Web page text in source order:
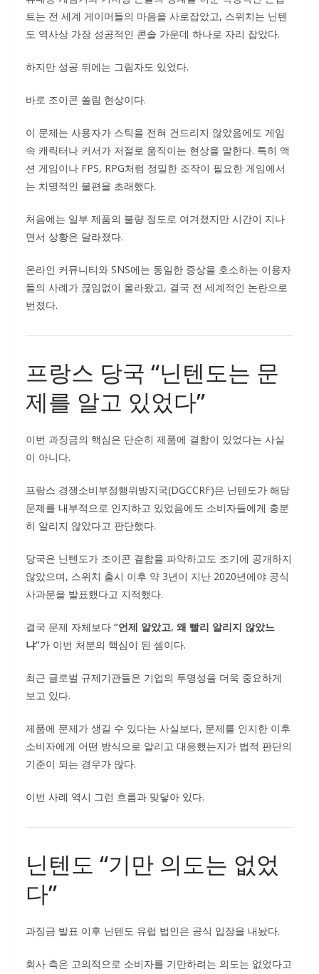
트는 전 세계 게이머들의 마음을 사로잡았고, 스위치는 닌텐
도 역사상 가장 성공적인 콘솔 가운데 하나로 자리 잡았다.
하지만 성공 뒤에는 그림자도 있었다.
바로 조이콘 쏠림 현상이다.
이 문제는 사용자가 스틱을 전혀 건드리지 않았음에도 게임
속 캐릭터나 커서가 저절로 움직이는 현상을 말한다. 특히 액
션 게임이나 FPS, RPG처럼 정밀한 조작이 필요한 게임에서
는 치명적인 불편을 초래했다.
처음에는 일부 제품의 불량 정도로 여겨졌지만 시간이 지나
면서 상황은 달라졌다.
온라인 커뮤니티와 SNS에는 동일한 증상을 호소하는 이용자
들의 사례가 끊임없이 올라왔고, 결국 전 세계적인 논란으로
번졌다.
프랑스 당국 “닌텐도는 문
제를 알고 있었다”
이번 과징금의 핵심은 단순히 제품에 결함이 있었다는 사실
이 아니다.
프랑스 경쟁소비부정행위방지국(DGCCRF)은 닌텐도가 해당
문제를 내부적으로 인지하고 있었음에도 소비자들에게 충분
히 알리지 않았다고 판단했다.
당국은 닌텐도가 조이콘 결함을 파악하고도 조기에 공개하지
않았으며, 스위치 출시 이후 약 3년이 지난 2020년에야 공식
사과문을 발표했다고 지적했다.
결국 문제 자체보다 “언제 알았고, 왜 빨리 알리지 않았느
냐”가 이번 처분의 핵심이 된 셈이다.
최근 글로벌 규제기관들은 기업의 투명성을 더욱 중요하게
보고 있다.
제품에 문제가 생길 수 있다는 사실보다, 문제를 인지한 이후
소비자에게 어떤 방식으로 알리고 대응했는지가 법적 판단의
기준이 되는 경우가 많다.
이번 사례 역시 그런 흐름과 맞닿아 있다.
닌텐도 “기만 의도는 없었
다”
과징금 발표 이후 닌텐도 유럽 법인은 공식 입장을 내놨다.
회사 측은 고의적으로 소비자를 기만하려는 의도는 없었다고